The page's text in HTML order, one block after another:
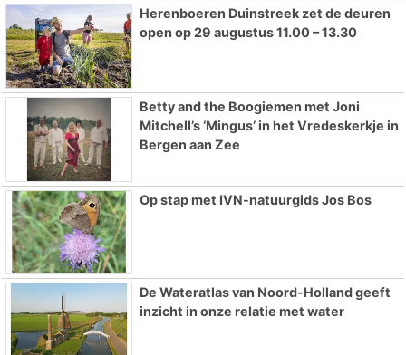
Herenboeren Duinstreek zet de deuren
open op 29 augustus 11.00 – 13.30
Betty and the Boogiemen met Joni
Mitchell’s ‘Mingus’ in het Vredeskerkje in
Bergen aan Zee
Op stap met IVN-natuurgids Jos Bos
De Wateratlas van Noord-Holland geeft
inzicht in onze relatie met water